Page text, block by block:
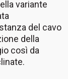
variante
del cavo
della
così da